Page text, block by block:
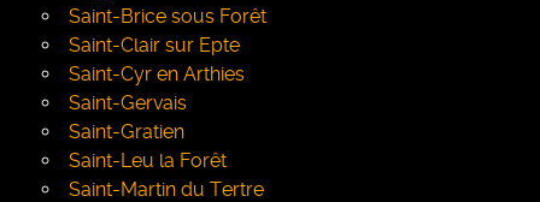
Saint-Brice sous Forêt
Saint-Clair sur Epte
Saint-Cyr en Arthies
Saint-Gervais
Saint-Gratien
Saint-Leu la Forêt
Saint-Martin du Tertre